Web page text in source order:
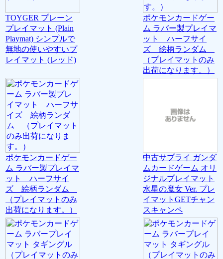
TOYGER プレーン
プレイマット (Plain
Playmat) シンプルで
無地の使いやすいプ
レイマット (レッド)
ポケモンカードゲー
ム ラバー製プレイマ
ット ハーフサイ
ズ 絵柄ランダム
（プレイマットのみ
出荷になります。）
ポケモンカードゲー
ム ラバー製プレイマ
ット ハーフサイ
ズ 絵柄ランダム
（プレイマットのみ
出荷になります。）
中古サプライ ガンダ
ムカードゲーム オリ
ジナルプレイマット
水星の魔女 Ver. プレ
イマットGETチャン
スキャンペ